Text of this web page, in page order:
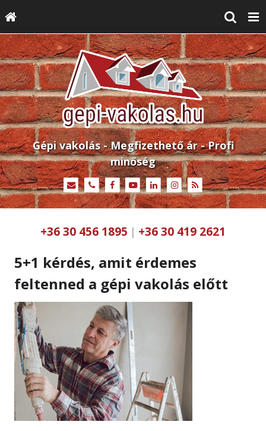
Gépi vakolás - Megfizethető ár - Profi
minőség
+36 30 456 1895 | +36 30 419 2621
5+1 kérdés, amit érdemes
feltenned a gépi vakolás előtt